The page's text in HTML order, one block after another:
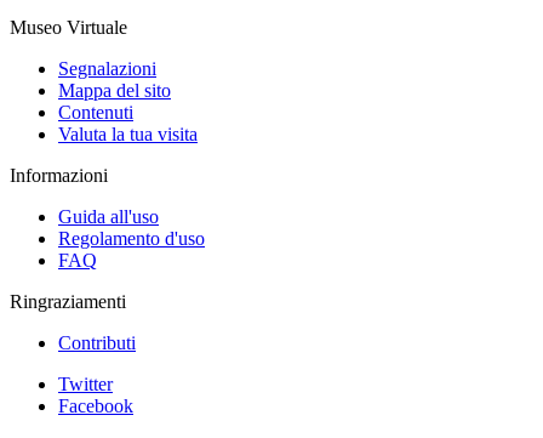
Museo Virtuale
Segnalazioni
Mappa del sito
Contenuti
Valuta la tua visita
Informazioni
Guida all'uso
Regolamento d'uso
FAQ
Ringraziamenti
Contributi
Twitter
Facebook